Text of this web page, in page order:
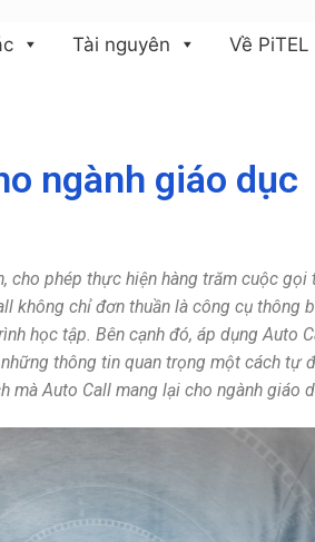
Tài nguyên Về PiTEL
ngành giáo dục
cho phép thực hiện hàng trăm cuộc gọi
không chỉ đơn thuần là công cụ thông
học tập. Bên cạnh đó, áp dụng Auto
thông tin quan trọng một cách tự
mà Auto Call mang lại cho ngành giáo